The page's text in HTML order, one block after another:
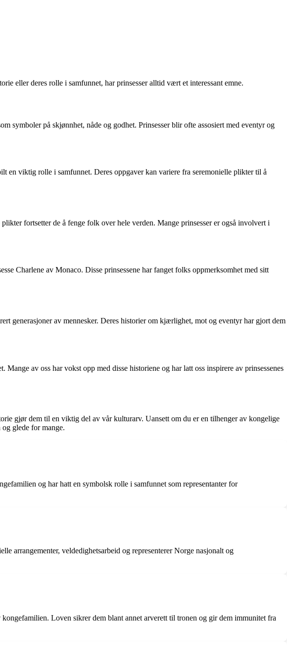
eller deres rolle i samfunnet, har prinsesser alltid vært et interessant emne.
symboler på skjønnhet, nåde og godhet. Prinsesser blir ofte assosiert med eventyr og
en viktig rolle i samfunnet. Deres oppgaver kan variere fra seremonielle plikter til å
fortsetter de å fenge folk over hele verden. Mange prinsesser er også involvert i
Charlene av Monaco. Disse prinsessene har fanget folks oppmerksomhet med sitt
generasjoner av mennesker. Deres historier om kjærlighet, mot og eventyr har gjort dem
av oss har vokst opp med disse historiene og har latt oss inspirere av prinsessenes
gjør dem til en viktig del av vår kulturarv. Uansett om du er en tilhenger av kongelige
glede for mange.
og har hatt en symbolsk rolle i samfunnet som representanter for
arrangementer, veldedighetsarbeid og representerer Norge nasjonalt og
Loven sikrer dem blant annet arverett til tronen og gir dem immunitet fra